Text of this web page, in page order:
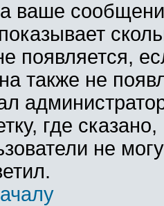
ваше
появляется,
также не
где
не